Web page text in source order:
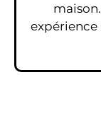
expérience